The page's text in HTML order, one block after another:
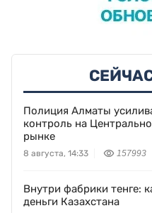
Полиция Алматы
контроль на
рынке
8 августа, 14:33 157993
Внутри фабрики тенге:
деньги Казахстана